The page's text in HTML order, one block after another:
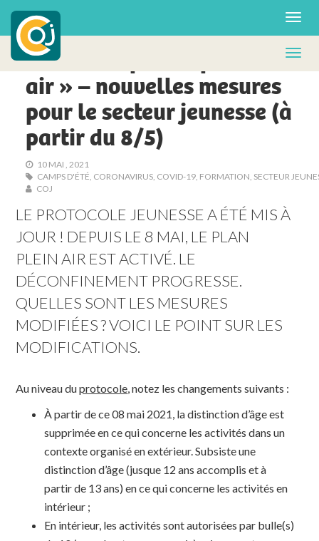
POLITIQUE
Covid-19 : plan « plein
air » – nouvelles mesures
pour le secteur jeunesse (à
partir du 8/5)
10 MAI , 2021
CAMPS D'ÉTÉ CORONAVIRUS, COVID-19, FORMATION SECTEUR
COJ
LE PROTOCOLE JEUNESSE A ÉTÉ MIS À
JOUR ! DEPUIS LE 8 MAI, LE PLAN
PLEIN AIR EST ACTIVÉ. LE
DÉCONFINEMENT PROGRESSE.
QUELLES SONT LES MESURES
MODIFIÉES ? VOICI LE POINT SUR LES
MODIFICATIONS.
Au niveau duprotocole, notez les changements suivants :
À partir de ce 08 mai 2021, la distinction d’âge est
supprimée en ce qui concerne les activités dans un
contexte organisé en extérieur. Subsiste une
distinction d’âge (jusque 12 ans accomplis et à
partir de 13 ans) en ce qui concerne les activités en
intérieur ;
En intérieur, les activités sont autorisées par bulle(s)